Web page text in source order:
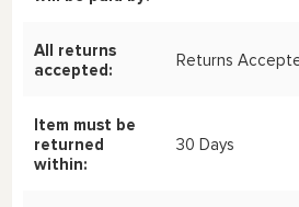
All returns
accepted:
Returns
Item must be
returned
within:
30 Days